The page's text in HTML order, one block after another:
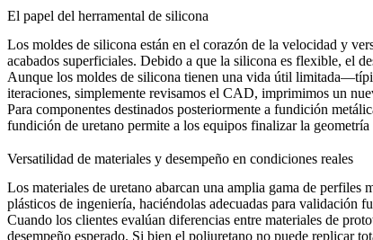
El papel del herramental de silicona
Los moldes de silicona están en el corazón de la velocidad y
acabados superficiales. Debido a que la silicona es flexible, el
Aunque los moldes de silicona tienen una vida útil
iteraciones, simplemente revisamos el CAD, imprimimos un
Para componentes destinados posteriormente a fundición
fundición de uretano permite a los equipos finalizar la
Versatilidad de materiales y desempeño en condiciones reales
Los materiales de uretano abarcan una amplia gama de perfiles
plásticos de ingeniería, haciéndolas adecuadas para validación
Cuando los clientes evalúan diferencias entre materiales de
desempeño esperado. Si bien el poliuretano no puede replicar